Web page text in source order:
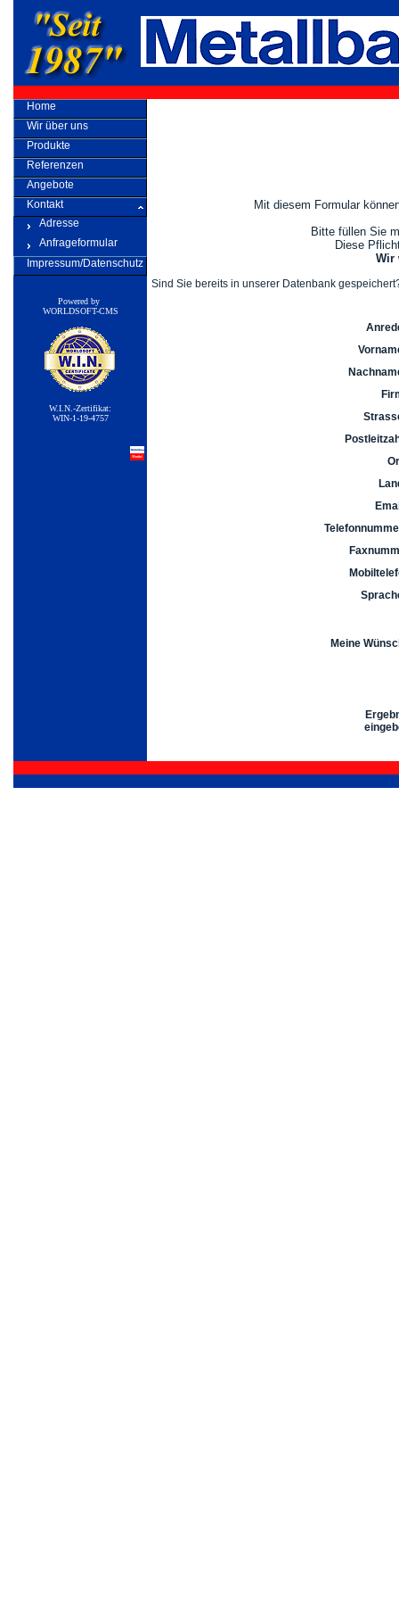
Home
Wir über uns
Produkte
Referenzen
Angebote
Kontakt
Adresse
Anfrageformular
Impressum/Datenschutz
Powered by
WORLDSOFT-CMS
W.I.N.-Zertifikat:
WIN-1-19-4757
Mit diesem Formular
Bitte füllen Sie
Diese
Wir
Sind Sie bereits in unserer Datenbank
Meine